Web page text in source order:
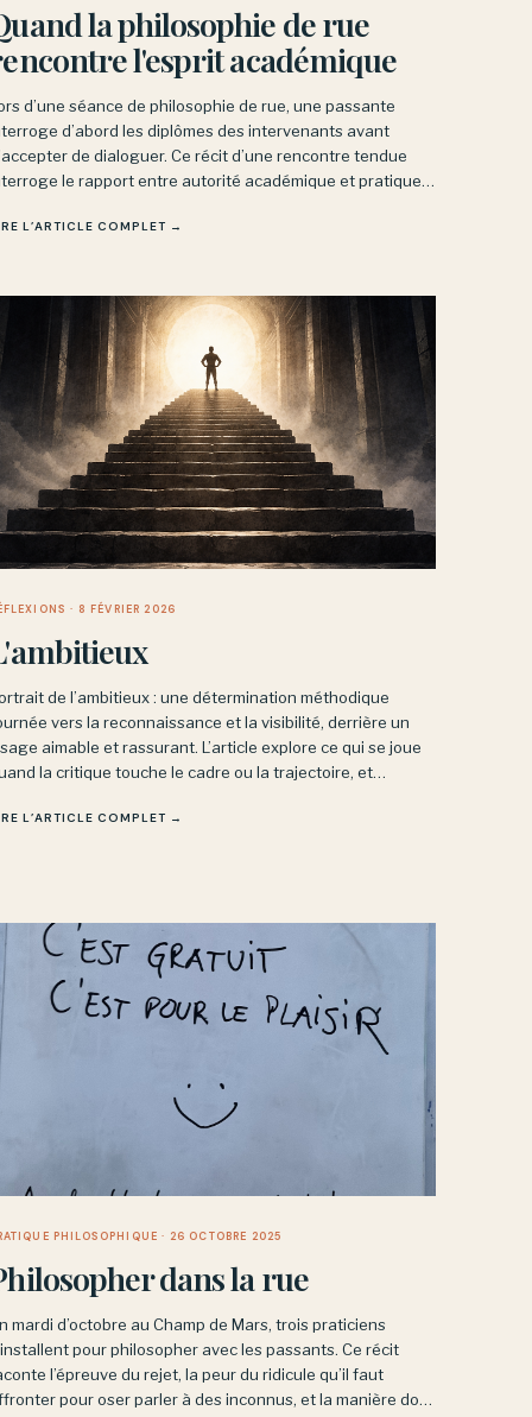
la philosophie de rue
l'esprit académique
d’une séance de philosophie de rue, une passante
d’abord les diplômes des intervenants avant
de dialoguer. Ce récit d’une rencontre tendue
le rapport entre autorité académique et pratique
partagé des idées.
L’ARTICLE COMPLET →
· 8 FÉVRIER 2026
de l’ambitieux : une détermination méthodique
vers la reconnaissance et la visibilité, derrière un
aimable et rassurant. L’article explore ce qui se joue
la critique touche le cadre ou la trajectoire, et
pensée.
L’ARTICLE COMPLET →
PHILOSOPHIQUE · 26 OCTOBRE 2025
dans la rue
mardi d’octobre au Champ de Mars, trois praticiens
pour philosopher avec les passants. Ce récit
l’épreuve du rejet, la peur du ridicule qu’il faut
pour oser parler à des inconnus, et la manière dont